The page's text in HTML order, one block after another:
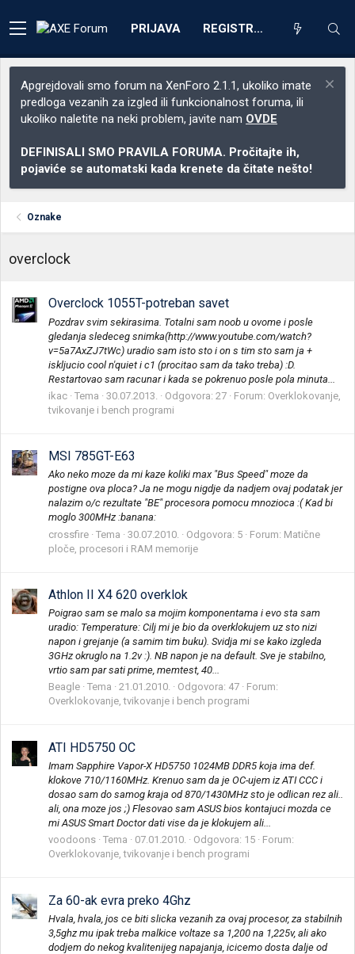
PRIJAVA REGISTRACIJA
Apgrejdovali smo forum na XenForo 2.1.1, ukoliko imate
predloga vezanih za izgled ili funkcionalnost foruma, ili
ukoliko naletite na neki problem, javite nam OVDE
DEFINISALI SMO PRAVILA FORUMA. Pročitajte ih,
pojaviće se automatski kada krenete da čitate nešto!
Oznake
overclock
Overclock 1055T-potreban savet
Pozdrav svim sekirasima. Totalni sam noob u ovome i posle
gledanja sledeceg snimka(http://www.youtube.com/watch?
v=5a7AxZJ7tWc) uradio sam isto sto i on s tim sto sam ja +
iskljucio cool n'quiet i c1 (procitao sam da tako treba) :D.
Restartovao sam racunar i kada se pokrenuo posle pola minuta...
ikac Tema 30.07.2013. Odgovora: 27 Forum: Overklokovanje,
tvikovanje i bench programi
MSI 785GT-E63
Ako neko moze da mi kaze koliki max "Bus Speed" moze da
postigne ova ploca? Ja ne mogu nigdje da nadjem ovaj podatak jer
nalazim o/c rezultate "BE" procesora pomocu mnozioca :( Kad bi
moglo 300MHz :banana:
crossfire Tema 30.07.2010. Odgovora: 5 Forum: Matične
ploče, procesori i RAM memorije
Athlon II X4 620 overklok
Poigrao sam se malo sa mojim komponentama i evo sta sam
uradio: Temperature: Cilj mi je bio da overklokujem uz sto nizi
napon i grejanje (a samim tim buku). Svidja mi se kako izgleda
3GHz okruglo na 1.2v :). NB napon je na default. Sve je stabilno,
vrtio sam par sati prime, memtest, 40...
Beagle Tema 21.01.2010. Odgovora: 47
Forum:
Overklokovanje, tvikovanje i bench programi
ATI HD5750 OC
Imam Sapphire Vapor-X HD5750 1024MB DDR5 koja ima def.
klokove 710/1160MHz. Krenuo sam da je OC-ujem iz ATI CCC i
dosao sam do samog kraja od 870/1430MHz sto je odlican rez ali..
ali, ona moze jos ;) Flesovao sam ASUS bios kontajuci mozda ce
mi ASUS Smart Doctor dati vise da je klokujem ali...
voodoons Tema 07.01.2010. Odgovora: 15
Forum:
Overklokovanje, tvikovanje i bench programi
Za 60-ak evra preko 4Ghz
Hvala, hvala, jos ce biti slicka vezanih za ovaj procesor, za stabilnih
3,5ghz mu ipak treba malkice voltaze sa 1,200 na 1,225v, ali ako
dodjem do nekog kvalitenijeg napajanja, icicemo dosta dalje od